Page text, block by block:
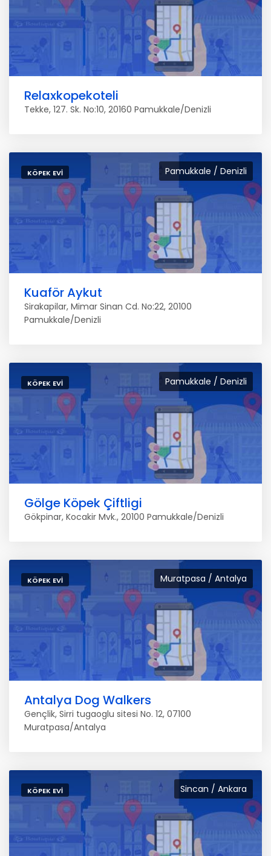
Relaxkopekoteli
Tekke, 127. Sk. No:10, 20160 Pamukkale/Denizli
Pamukkale / Denizli
KÖPEK EVI
Kuaför Aykut
Sirakapilar, Mimar Sinan Cd. No:22, 20100
Pamukkale/Denizli
Pamukkale / Denizli
KÖPEK EVI
Gölge Köpek Çiftligi
Gökpinar, Kocakir Mvk., 20100 Pamukkale/Denizli
Muratpasa / Antalya
KÖPEK EVI
Antalya Dog Walkers
Gençlik, Sirri tugaoglu sitesi No. 12, 07100
Muratpasa/Antalya
Sincan / Ankara
KÖPEK EVI